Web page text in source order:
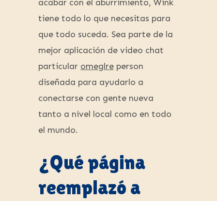
acabar con el aburrimiento, Wink
tiene todo lo que necesitas para
que todo suceda. Sea parte de la
mejor aplicación de video chat
particular omeglre person
diseñada para ayudarlo a
conectarse con gente nueva
tanto a nivel local como en todo
el mundo.
¿Qué página
reemplazó a